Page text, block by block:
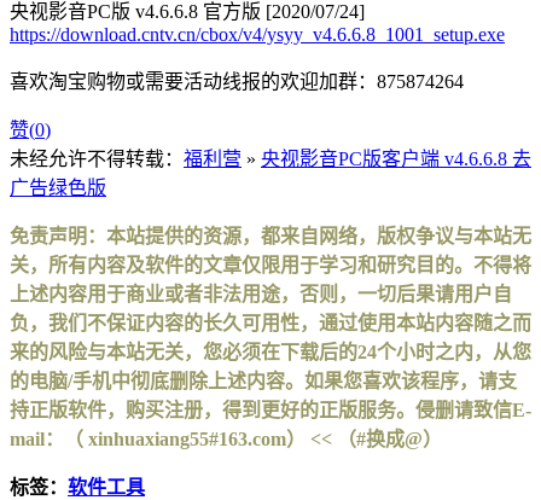
央视影音PC版 v4.6.6.8 官方版 [2020/07/24]
https://download.cntv.cn/cbox/v4/ysyy_v4.6.6.8_1001_setup.exe
喜欢淘宝购物或需要活动线报的欢迎加群：875874264
赞(0)
未经允许不得转载： 福利营 » 央视影音PC版客户端 v4.6.6.8 去
广告绿色版
免责声明：本站提供的资源，都来自网络，版权争议与本站无
关，所有内容及软件的文章仅限用于学习和研究目的。不得将
上述内容用于商业或者非法用途，否则，一切后果请用户自
负，我们不保证内容的长久可用性，通过使用本站内容随之而
来的风险与本站无关，您必须在下载后的24个小时之内，从您
的电脑/手机中彻底删除上述内容。如果您喜欢该程序，请支
持正版软件，购买注册，得到更好的正版服务。侵删请致信E-
mail：（ xinhuaxiang55#163.com） << （#换成@）
标签： 软件工具